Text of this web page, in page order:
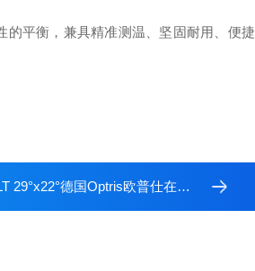
的平衡，兼具精准测温、坚固耐用、便捷
德国Optris欧普仕在线式红外热成像测温仪